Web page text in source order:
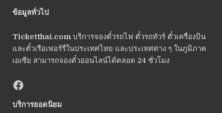
ข้อมูลทั่วไป
Ticketthai.comบริการจองตั๋วรถไฟ ตั๋วรถทัวร์ ตั๋วเครื่องบิน
และตั๋วเรือเฟอร์รี่ในประเทศไทย และประเทศต่าง ๆ ในภูมิภาค
เอเซีย สามารถจองตั๋วออนไลน์ได้ตลอด 24 ชั่วโมง
บริการยอดนิยม